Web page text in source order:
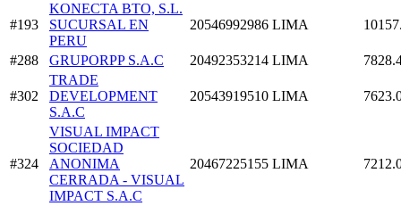
#193
KONECTA BTO, S.L.
SUCURSAL EN
PERU
20546992986 LIMA
#288 GRUPORPP S.A.C 20492353214 LIMA
#302
TRADE
DEVELOPMENT
S.A.C
20543919510 LIMA
#324
VISUAL IMPACT
SOCIEDAD
ANONIMA
CERRADA - VISUAL
IMPACT S.A.C
20467225155 LIMA